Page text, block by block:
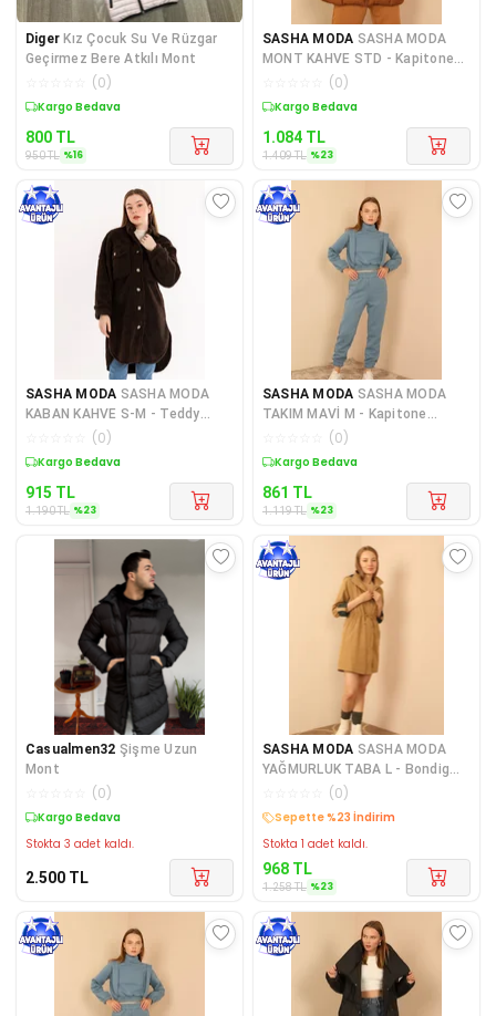
Diger Kız Çocuk Su Ve Rüzgar
Geçirmez Bere Atkılı Mont
(0)
Sepette %16 İndirim
800 TL
950TL %16
SASHA MODA SASHA MODA
MONT KAHVE STD - Kapitone
Kumaş Fermuarlı Yaka Kısa Bo
(0)
Sepette %23 İndirim
1.084 TL
1.409TL %23
SASHA MODA SASHA MODA
KABAN KAHVE S-M - Teddy
Kumaş Gömlek Yaka Basen Boy
(0)
Sepette %23 İndirim
915 TL
1.190TL %23
SASHA MODA SASHA MODA
TAKIM MAVİ M - Kapitone
Kumaş Boğazlı Yaka Omuz
(0)
Sepette %23 İndirim
861 TL
1.119TL %23
Casualmen32 Şişme Uzun
Mont
(0)
Kargo Bedava
Stokta 3 adet kaldı.
2.500 TL
SASHA MODA SASHA MODA
YAĞMURLUK TABA L - Bondig
Kumaş Kapşonlu Uzun Kadın Ya
(0)
Kargo Bedava
Stokta 1 adet kaldı.
968 TL
1.258TL %23